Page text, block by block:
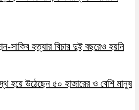
সাকিব হত্যার বিচার দুই বছরেও হয়নি
হয়ে উঠেছেন ৫০ হাজারের ও বেশি মানুষ